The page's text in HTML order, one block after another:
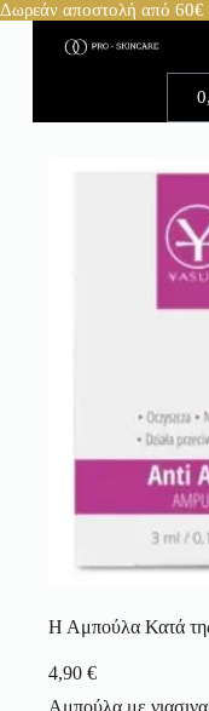
Δωρεάν αποστολή από
Η Αμπούλα Κατά
4,90 €